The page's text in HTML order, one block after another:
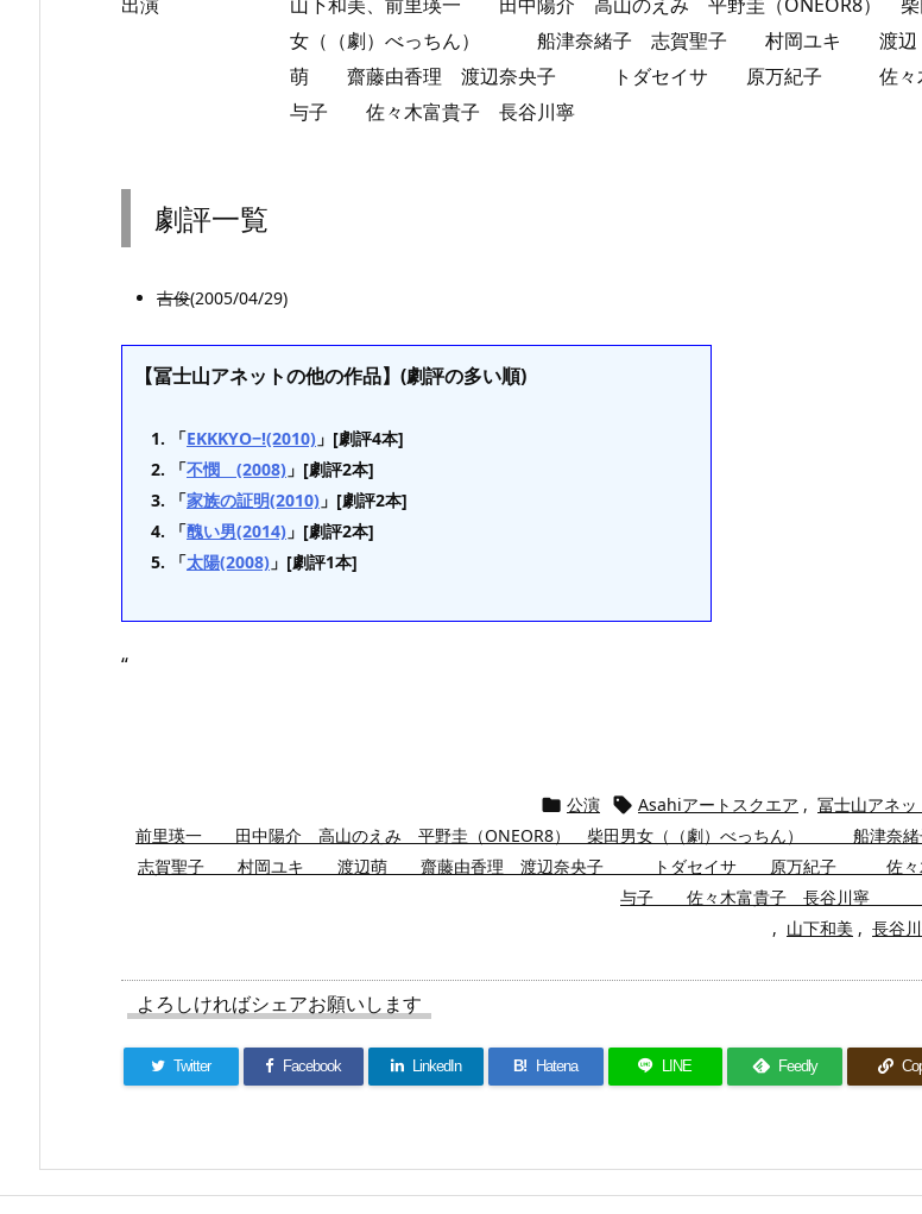
女（（劇）べっちん） 船津奈緒子 志賀聖子 村岡ユキ 渡辺
萌 齋藤由香理 渡辺奈央子 トダセイサ 原万紀子 佐々
与子 佐々木富貴子 長谷川寧
劇評一覧
吉俊(2005/04/29)
【冨士山アネットの他の作品】(劇評の多い順)
「EKKKYO−!(2010) 」[劇評4本]
「不憫 (2008) 」[劇評2本]
「家族の証明(2010) 」[劇評2本]
「醜い男(2014) 」[劇評2本]
「太陽(2008) 」[劇評1本]
“
 公演  Asahiアートスクエア , 冨士山アネッ
前里瑛一 田中陽介 高山のえみ 平野圭（ONEOR8） 柴田男女（（劇）べっちん） 船津奈
志賀聖子 村岡ユキ 渡辺萌 齋藤由香理 渡辺奈央子 トダセイサ 原万紀子 佐々
与子 佐々木富貴子 長谷川
, 山下和美 , 長谷
よろしければシェアお願いします
Twitter Facebook LinkedIn B! Hatena LINE Feedly